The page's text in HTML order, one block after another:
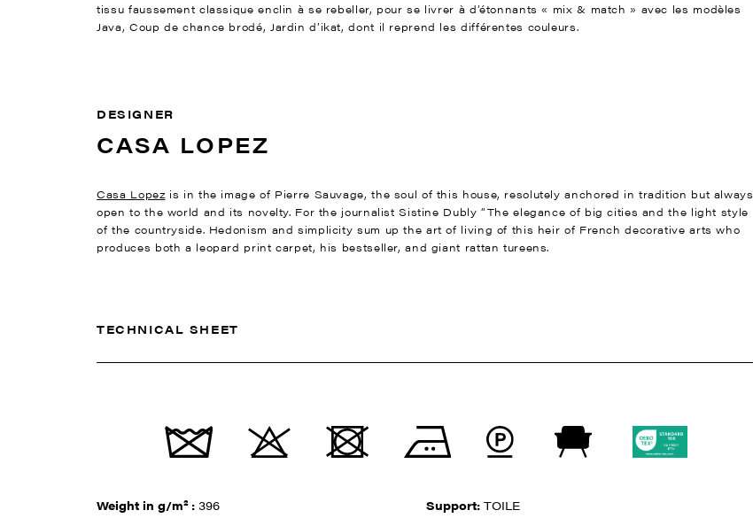
tissu faussement classique enclin à se rebeller, pour se livrer à d’étonnants « mix & match » avec les modèles
Java, Coup de chance brodé, Jardin d’ikat, dont il reprend les différentes couleurs.
DESIGNER
CASA LOPEZ
Casa Lopez is in the image of Pierre Sauvage, the soul of this house, resolutely anchored in tradition but always
open to the world and its novelty. For the journalist Sistine Dubly “The elegance of big cities and the light style
of the countryside. Hedonism and simplicity sum up the art of living of this heir of French decorative arts who
produces both a leopard print carpet, his bestseller, and giant rattan tureens.
TECHNICAL SHEET
Weight in g/m² :396 Support:TOILE